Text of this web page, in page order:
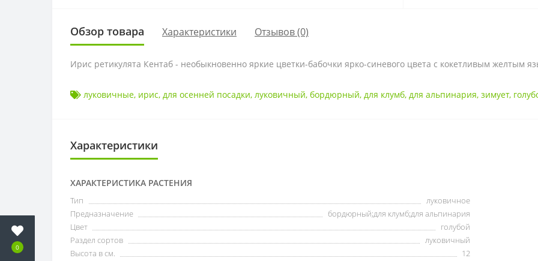
0
Обзор товара Характеристики Отзывов (0)
Ирис ретикулята Кентаб - необыкновенно яркие цветки-бабочки ярко-синевого цвета с кокетливым желтым
луковичные, ирис, для осенней посадки, луковичный, бордюрный, для клумб, для альпинария, зимует,
Характеристики
ХАРАКТЕРИСТИКА РАСТЕНИЯ
Тип
луковичное
Предназначение
бордюрный;для клумб;для альпинария
Цвет
голубой
Раздел сортов
луковичный
Высота в см.
12